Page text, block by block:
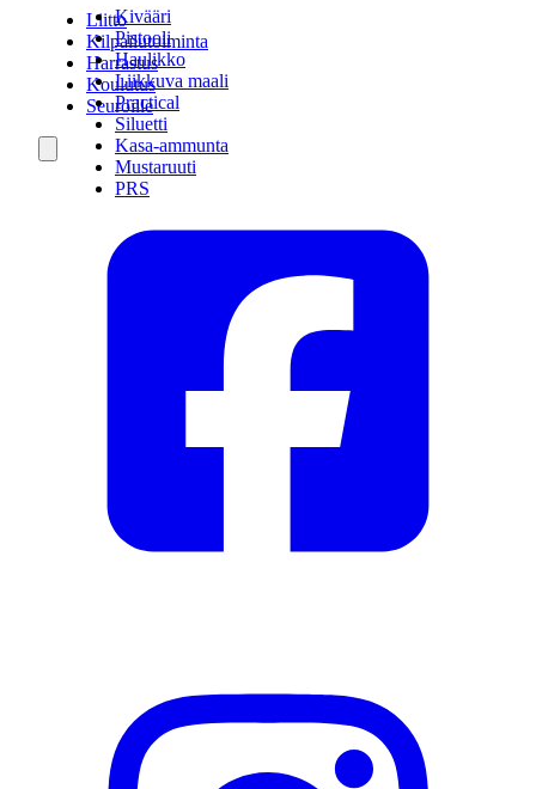
Kivääri
Pistooli
Haulikko
Liikkuva maali
Practical
Siluetti
Kasa-ammunta
Mustaruuti
PRS
Liitto
Kilpailutoiminta
Harrastus
Koulutus
Seuroille